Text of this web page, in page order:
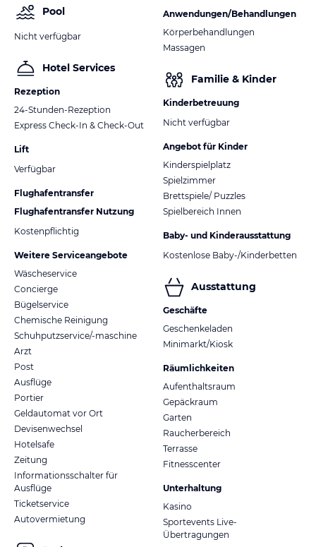
Pool
Nicht verfügbar
Hotel Services
Rezeption
24-Stunden-Rezeption
Express Check-In & Check-Out
Lift
Verfügbar
Flughafentransfer
Flughafentransfer Nutzung
Kostenpflichtig
Weitere Serviceangebote
Wäscheservice
Concierge
Bügelservice
Chemische Reinigung
Schuhputzservice/-maschine
Arzt
Post
Ausflüge
Portier
Geldautomat vor Ort
Devisenwechsel
Hotelsafe
Zeitung
Informationsschalter für
Ausflüge
Ticketservice
Autovermietung
Anwendungen/Behandlungen
Körperbehandlungen
Massagen
Familie & Kinder
Kinderbetreuung
Nicht verfügbar
Angebot für Kinder
Kinderspielplatz
Spielzimmer
Brettspiele/ Puzzles
Spielbereich Innen
Baby- und Kinderausstattung
Kostenlose Baby-/Kinderbetten
Ausstattung
Geschäfte
Geschenkeladen
Minimarkt/Kiosk
Räumlichkeiten
Aufenthaltsraum
Gepäckraum
Garten
Raucherbereich
Terrasse
Fitnesscenter
Unterhaltung
Kasino
Sportevents Live-
Übertragungen